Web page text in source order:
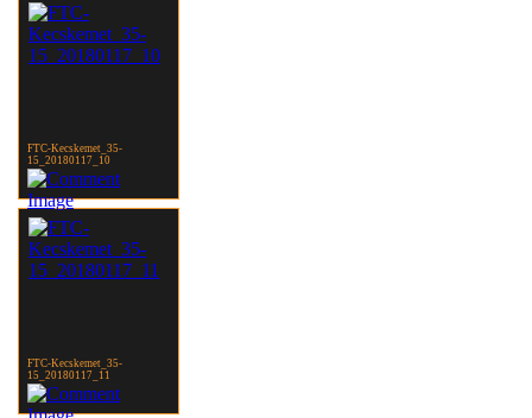
FTC-Kecskemet_35-
15_20180117_10
FTC-Kecskemet_35-
15_20180117_11